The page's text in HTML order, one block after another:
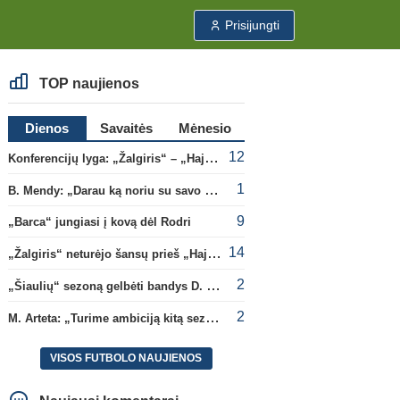
Prisijungti
TOP naujienos
Dienos Savaitės
Mėnesio
Konferencijų lyga: „Žalgiris“ – „Hajduk“ (rungtynės tiesiogiai)
12
B. Mendy: „Darau ką noriu su savo pasaulio čempionato titulu“ 1
„Barca“ jungiasi į kovą dėl Rodri 9
„Žalgiris“ neturėjo šansų prieš „Hajduk“ 14
„Šiaulių“ sezoną gelbėti bandys D. Lastauskas 2
M. Arteta: „Turime ambiciją kitą sezoną kovoti dėl visų titulų“ 2
VISOS FUTBOLO NAUJIENOS